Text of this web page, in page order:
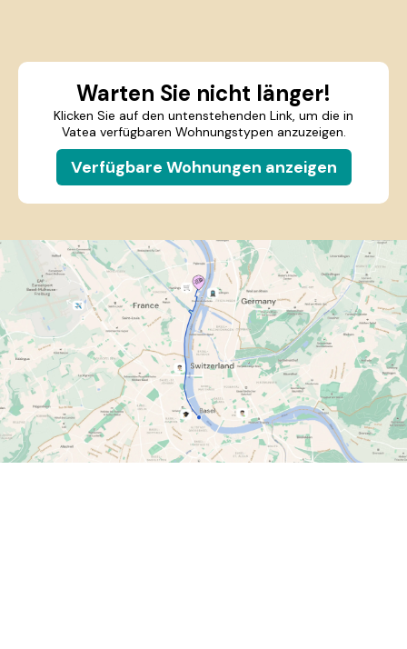
Warten Sie nicht länger!
Klicken Sie auf den untenstehenden Link, um die in
Vatea verfügbaren Wohnungstypen anzuzeigen.
Verfügbare Wohnungen anzeigen